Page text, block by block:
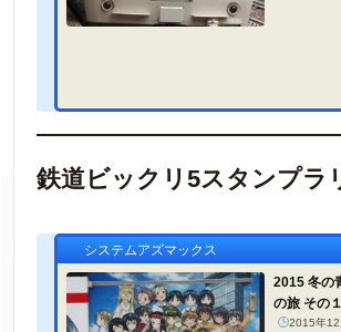
鉄道ビックリ5スタンプラ
システムアズマックス
2015 冬の
の旅 その
リ５スタ
2015年12